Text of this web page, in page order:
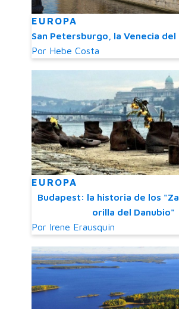
EUROPA
San Petersburgo, la Venecia
Por Hebe Costa
EUROPA
Budapest: la historia de los
orilla del Danubio"
Por Irene Erausquin